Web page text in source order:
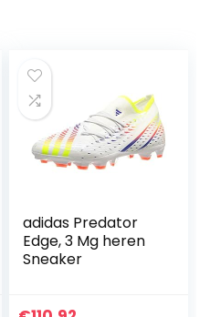
adidas Predator
Edge, 3 Mg heren
Sneaker